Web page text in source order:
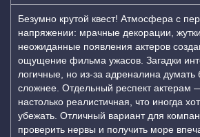
Безумно крутой квест! Атмосфера с
напряжении: мрачные декорации,
неожиданные появления актеров
ощущение фильма ужасов. Загадки
логичные, но из-за адреналина
сложнее. Отдельный респект актерам
настолько реалистичная, что иногда
убежать. Отличный вариант для
проверить нервы и получить море